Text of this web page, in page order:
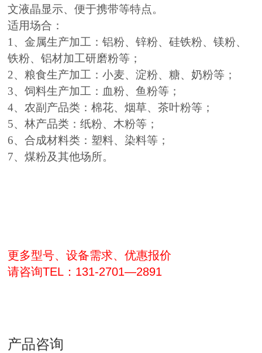
文液晶显示、便于携带等特点。
适用场合：
1、金属生产加工：铝粉、锌粉、硅铁粉、镁粉、
铁粉、铝材加工研磨粉等；
2、粮食生产加工：小麦、淀粉、糖、奶粉等；
3、饲料生产加工：血粉、鱼粉等；
4、农副产品类：棉花、烟草、茶叶粉等；
5、林产品类：纸粉、木粉等；
6、合成材料类：塑料、染料等；
7、煤粉及其他场所。
更多型号、设备需求、优惠报价
请咨询TEL：131-2701—2891
产品咨询